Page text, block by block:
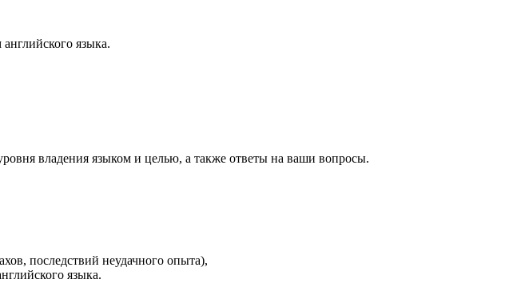
языка.
владения языком и целью, а также ответы на ваши вопросы.
последствий неудачного опыта),
языка.